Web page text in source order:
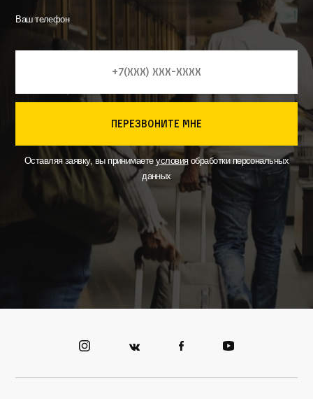
Ваш телефон
перезвоните мне
Оставляя заявку, вы принимаетеусловияобработки персональных
данных